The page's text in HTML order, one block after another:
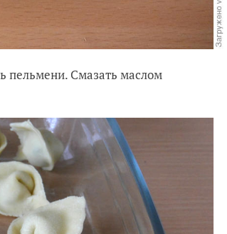
пельмени. Смазать маслом